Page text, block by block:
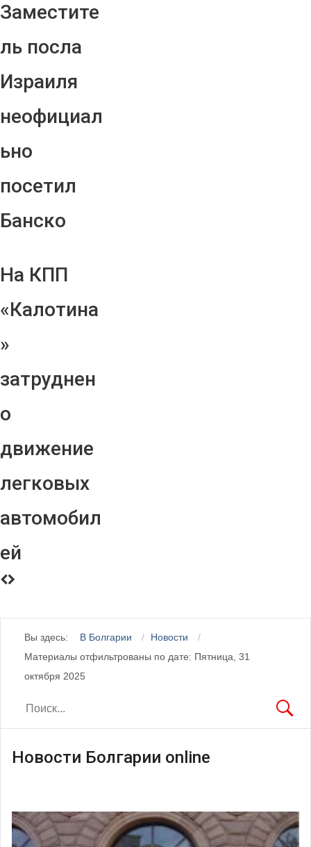
Заместите
ль посла
Израиля
неофициал
ьно
посетил
Банско
На КПП
«Калотина
»
затруднен
о
движение
легковых
автомобил
ей
Вы здесь: В Болгарии
Новости
Материалы отфильтрованы по дате: Пятница, 31
октября 2025
Новости Болгарии online